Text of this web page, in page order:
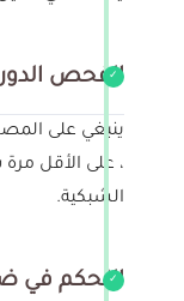
الفحص
ينبغي على
، على الأقل
الشبكية.
التحكم في